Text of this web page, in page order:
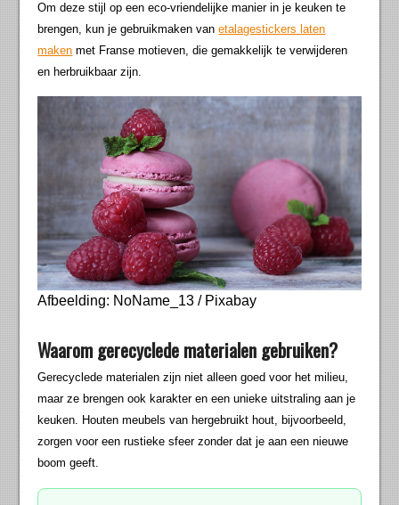
Om deze stijl op een eco-vriendelijke manier in je keuken te
brengen, kun je gebruikmaken vanetalagestickers laten
maken met Franse motieven, die gemakkelijk te verwijderen
en herbruikbaar zijn.
Afbeelding: NoName_13 / Pixabay
Waarom gerecyclede materialen gebruiken?
Gerecyclede materialen zijn niet alleen goed voor het milieu,
maar ze brengen ook karakter en een unieke uitstraling aan je
keuken. Houten meubels van hergebruikt hout, bijvoorbeeld,
zorgen voor een rustieke sfeer zonder dat je aan een nieuwe
boom geeft.